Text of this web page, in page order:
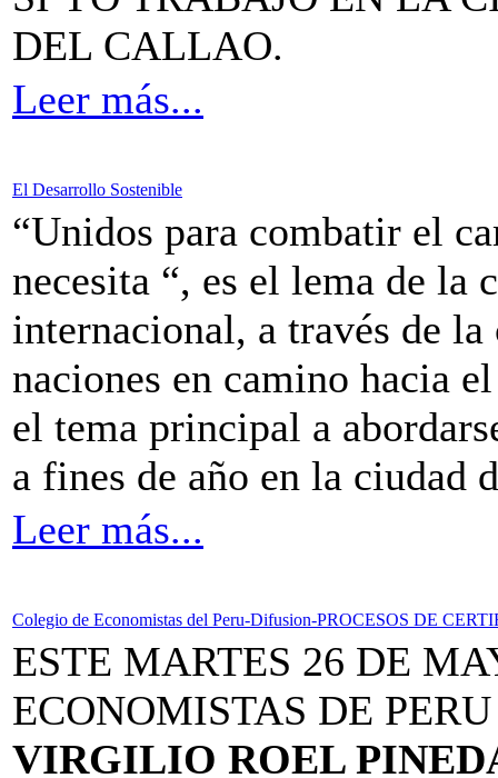
DEL CALLAO.
Leer más...
El Desarrollo Sostenible
“Unidos para combatir el
necesita “, es el lema de la
internacional, a través de
naciones en camino hacia
el tema principal a
a fines de año en la ciudad
Leer más...
Colegio de Economistas del Peru-Difusion-PROCESOS DE
ESTE MARTES 26 DE
ECONOMISTAS DE
VIRGILIO ROEL